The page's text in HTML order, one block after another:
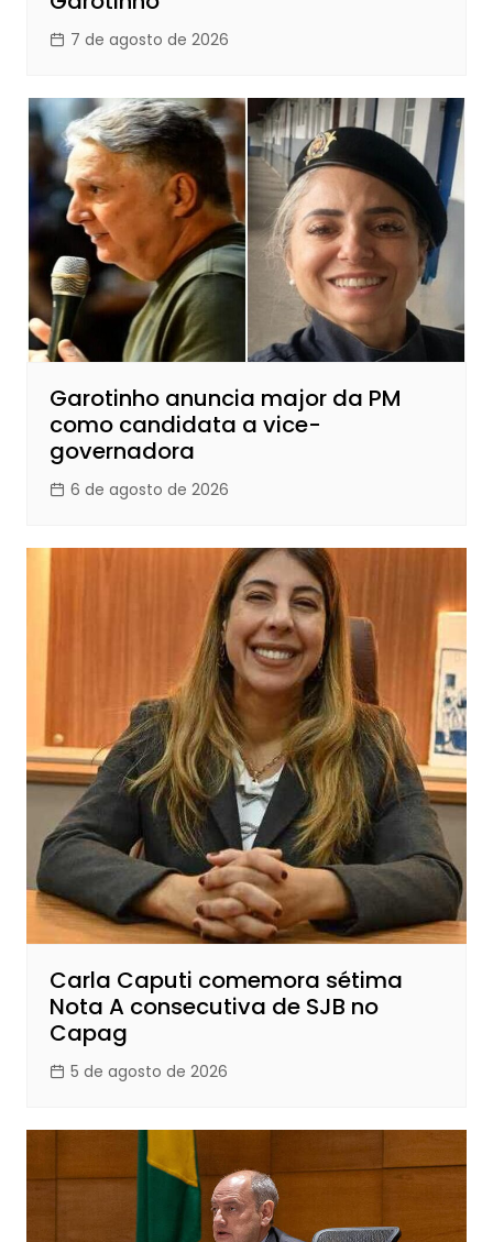
7 de agosto de 2026
Garotinho anuncia major da PM
como candidata a vice-
governadora
6 de agosto de 2026
Carla Caputi comemora sétima
Nota A consecutiva de SJB no
Capag
5 de agosto de 2026